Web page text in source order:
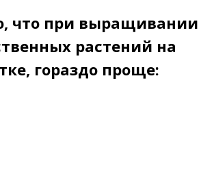
что при выращивании
растений на
гораздо проще: